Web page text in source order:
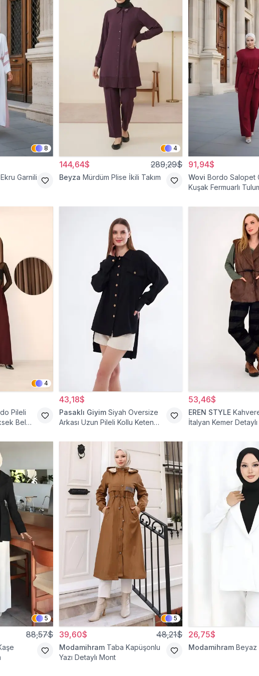
8
Garnili
4
144,64$ 289,29$
Beyza Mürdüm Plise İkili Takım
91,94$
Wovi Bordo Salopet
Kuşak Fermuarlı
4
Pileli
Bel
43,18$
Pasaklı Giyim Siyah Oversize
Arkası Uzun Pileli Kollu Keten
53,46$
EREN STYLE
İtalyan Kemer
5
88,57$
5
39,60$ 48,21$
Modamihram Taba Kapüşonlu
Yazı Detaylı Mont
26,75$
Modamihram Beyaz